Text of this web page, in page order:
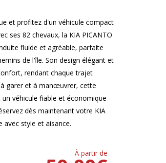
et profitez d'un véhicule compact
ses 82 chevaux, la KIA PICANTO
fluide et agréable, parfaite
de l'île. Son design élégant et
rendant chaque trajet
garer et à manœuvrer, cette
véhicule fiable et économique
dès maintenant votre KIA
avec style et aisance.
À partir de